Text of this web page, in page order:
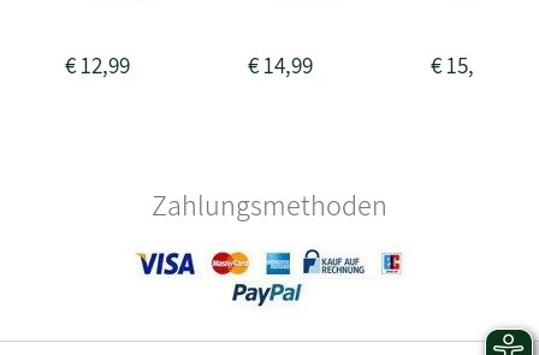
€12,99 €14,99 €15,99
Zahlungsmethoden